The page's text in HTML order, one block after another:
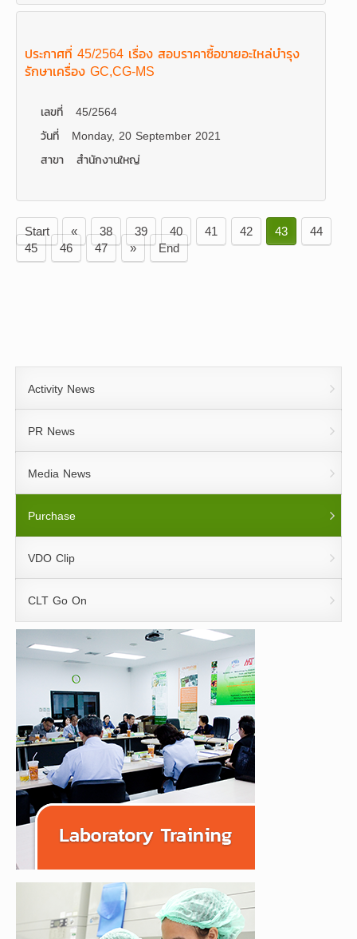
ประกาศที่ 45/2564 เรื่อง สอบราคาซื้อขายอะไหล่บำรุง
รักษาเครื่อง GC,CG-MS
เลขที่
45/2564
วันที่
Monday, 20 September 2021
สาขา
สำนักงานใหญ่
Start « 38 39 40 41 42 43
44
45
46 47 » End
Activity News
PR News
Media News
Purchase
VDO Clip
CLT Go On